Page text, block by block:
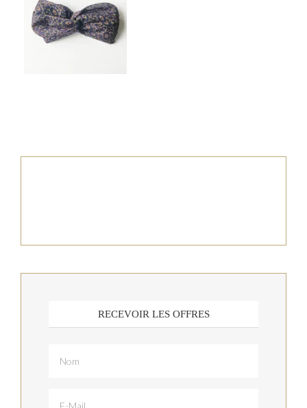
RECEVOIR LES OFFRES